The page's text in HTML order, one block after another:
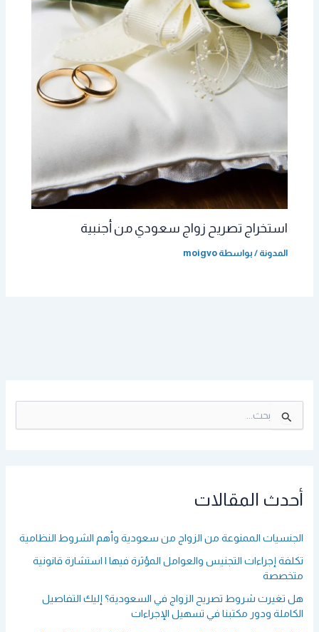
استخراج تصريح زواج سعودي من أجنبية
المدونة / بواسطة moigvo
ل
ع
ن
أحدث المقالات
الجنسيات الممنوعة من الزواج من سعودية وأهم الشروط النظامية
تكلفة إجراءات التجنيس والعوامل المؤثرة فيها | استشارة قانونية
متخصصة
هل تغيرت شروط تصريح الزواج في السعودية؟ إليك التفاصيل
الكاملة ودور مكتبنا في تسهيل الإجراءات